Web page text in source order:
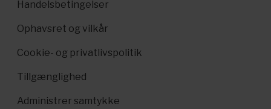
Handelsbetingelser
Ophavsret og vilkår
Cookie- og privatlivspolitik
Tillgænglighed
Administrer samtykke